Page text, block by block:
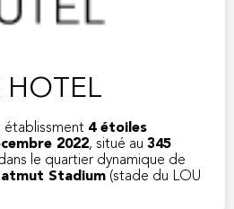
HOTEL
établissment 4 étoiles
2022, situé au 345
le quartier dynamique de
Stadium (stade du LOU